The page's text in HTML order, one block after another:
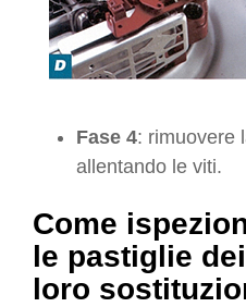
Fase 4: rimuovere
allentando le viti.
Come
le pastiglie
loro